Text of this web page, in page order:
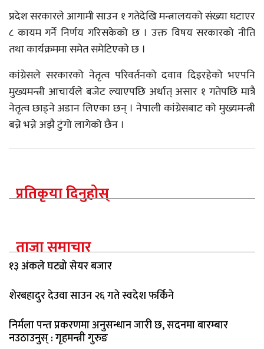
प्रदेश सरकारले आगामी साउन १ गतेदेखि मन्त्रालयको संख्या घटाएर
८ कायम गर्ने निर्णय गरिसकेको छ । उक्त विषय सरकारको नीति
तथा कार्यक्रममा समेत समेटिएको छ ।
कांग्रेसले सरकारको नेतृत्व परिवर्तनको दवाव दिइरहेको भएपनि
मुख्यमन्त्री आचार्यले बजेट ल्याएपछि अर्थात् असार १ गतेपछि मात्रै
नेतृत्व छाड्ने अडान लिएका छन् । नेपाली कांग्रेसबाट को मुख्यमन्त्री
बन्ने भन्ने अझै टुंगो लागेको छैन ।
प्रतिकृया दिनुहोस्
ताजा समाचार
१३ अंकले घट्यो सेयर बजार
शेरबहादुर देउवा साउन २६ गते स्वदेश फर्किने
निर्मला पन्त प्रकरणमा अनुसन्धान जारी छ, सदनमा बारम्बार
नउठाउनुस् : गृहमन्त्री गुरुङ